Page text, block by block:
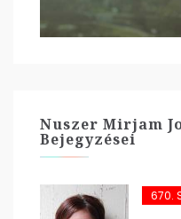
Nuszer Mirjam
Bejegyzései
670.